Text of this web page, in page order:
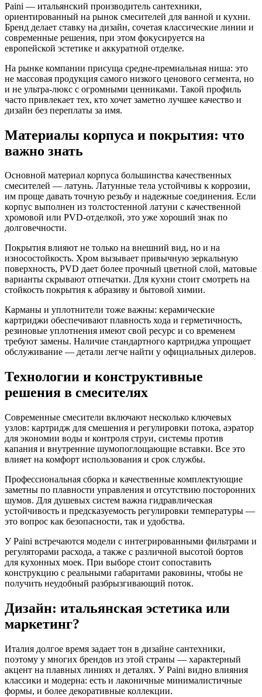
Paini — итальянский производитель сантехники,
ориентированный на рынок смесителей для ванной и кухни.
Бренд делает ставку на дизайн, сочетая классические линии и
современные решения, при этом фокусируется на
европейской эстетике и аккуратной отделке.
На рынке компании присуща средне-премиальная ниша: это
не массовая продукция самого низкого ценового сегмента, но
и не ультра-люкс с огромными ценниками. Такой профиль
часто привлекает тех, кто хочет заметно лучшее качество и
дизайн без переплаты за имя.
Материалы корпуса и покрытия: что
важно знать
Основной материал корпуса большинства качественных
смесителей — латунь. Латунные тела устойчивы к коррозии,
им проще давать точную резьбу и надежные соединения. Если
корпус выполнен из толстостенной латуни с качественной
хромовой или PVD-отделкой, это уже хороший знак по
долговечности.
Покрытия влияют не только на внешний вид, но и на
износостойкость. Хром вызывает привычную зеркальную
поверхность, PVD дает более прочный цветной слой, матовые
варианты скрывают отпечатки. Для кухни стоит смотреть на
стойкость покрытия к абразиву и бытовой химии.
Карманы и уплотнители тоже важны: керамические
картриджи обеспечивают плавность хода и герметичность,
резиновые уплотнения имеют свой ресурс и со временем
требуют замены. Наличие стандартного картриджа упрощает
обслуживание — детали легче найти у официальных дилеров.
Технологии и конструктивные
решения в смесителях
Современные смесители включают несколько ключевых
узлов: картридж для смешения и регулировки потока, аэратор
для экономии воды и контроля струи, системы против
капания и внутренние шумопоглощающие вставки. Все это
влияет на комфорт использования и срок службы.
Профессиональная сборка и качественные комплектующие
заметны по плавности управления и отсутствию посторонних
шумов. Для душевых систем важна гидравлическая
устойчивость и предсказуемость регулировки температуры —
это вопрос как безопасности, так и удобства.
У Paini встречаются модели с интегрированными фильтрами и
регуляторами расхода, а также с различной высотой бортов
для кухонных моек. При выборе стоит сопоставить
конструкцию с реальными габаритами раковины, чтобы не
получить неудобный разбрызгивающий поток.
Дизайн: итальянская эстетика или
маркетинг?
Италия долгое время задает тон в дизайне сантехники,
поэтому у многих брендов из этой страны — характерный
акцент на плавных линиях и деталях. У Paini видно влияния
классики и модерна: есть и лаконичные минималистичные
формы, и более декоративные коллекции.